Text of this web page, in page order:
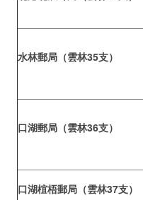
水林郵局（雲林35支）
口湖郵局（雲林36支）
口湖椬梧郵局（雲林37支）